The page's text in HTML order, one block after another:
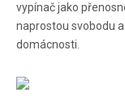
vypínač jako
naprostou svobodu
domácnosti.